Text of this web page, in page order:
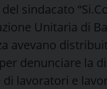
sindacato
Unitaria di
avevano
denunciare la
di lavoratori e